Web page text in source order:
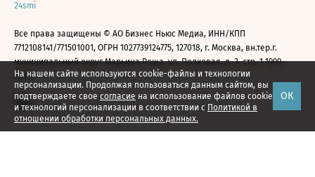
На нашем сайте используются cookie-файлы и технологии
персонализации. Продолжая пользоваться данным сайтом, вы
подтверждаете свое согласие на использование файлов cookie
и технологий персонализации в соответствии с Политикой в
отношении обработки персональных данных.
ОК
24smi
Все права защищены © АО Бизнес Ньюс Медиа, ИНН/КПП
7712108141/771501001, ОГРН 1027739124775, 127018, г. Москва, вн.тер.г.
муниципальный округ Марьина Роща, ул. Полковая, д. 3, стр. 1 1999—
2026